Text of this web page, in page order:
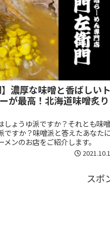
】濃厚な味噌と香ばしいト
が最高！北海道味噌炙り
しょうゆ派ですか？それとも味噌
ですか？味噌派と答えたあなたに
ンのお店をご紹介します。
スポ